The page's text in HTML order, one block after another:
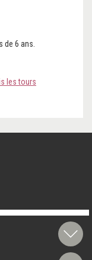
de 6 ans.
les tours